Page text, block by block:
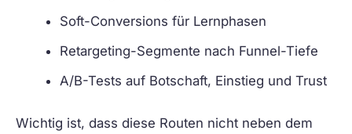
Soft-Conversions für Lernphasen
Retargeting-Segmente nach Funnel-Tiefe
A/B-Tests auf Botschaft, Einstieg und Trust
Wichtig ist, dass diese Routen nicht neben dem